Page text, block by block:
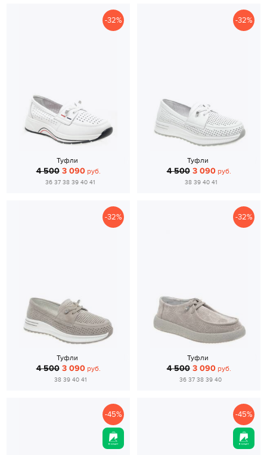
-32%
Туфли
4 500 3 090руб.
36 37 38 39 40 41
-32%
Туфли
4 500 3 090руб.
38 39 40 41
-32%
Туфли
4 500 3 090руб.
38 39 40 41
-32%
Туфли
4 500 3 090руб.
36 37 38 39 40
-45% -45%